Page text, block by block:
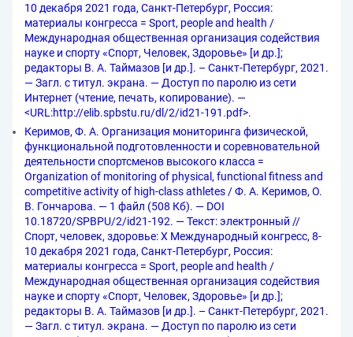
10 декабря 2021 года, Санкт-Петербург, Россия:
материалы конгресса = Sport, people and health /
Международная общественная организация содействия
науке и спорту «Спорт, Человек, Здоровье» [и др.];
редакторы В. А. Таймазов [и др.]. – Санкт-Петербург, 2021.
— Загл. с титул. экрана. — Доступ по паролю из сети
Интернет (чтение, печать, копирование). —
<URL:http://elib.spbstu.ru/dl/2/id21-191.pdf>.
Керимов, Ф. А. Организация мониторинга физической,
функциональной подготовленности и соревновательной
деятельности спортсменов высокого класса =
Organization of monitoring of physical, functional fitness and
competitive activity of high-class athletes / Ф. А. Керимов, О.
В. Гончарова. — 1 файл (508 Кб). — DOI
10.18720/SPBPU/2/id21-192. — Текст: электронный //
Спорт, человек, здоровье: X Международный конгресс, 8-
10 декабря 2021 года, Санкт-Петербург, Россия:
материалы конгресса = Sport, people and health /
Международная общественная организация содействия
науке и спорту «Спорт, Человек, Здоровье» [и др.];
редакторы В. А. Таймазов [и др.]. – Санкт-Петербург, 2021.
— Загл. с титул. экрана. — Доступ по паролю из сети